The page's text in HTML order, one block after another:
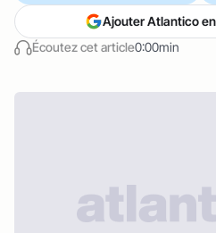
Écoutez cet article0:00min
Ajouter Atlantico